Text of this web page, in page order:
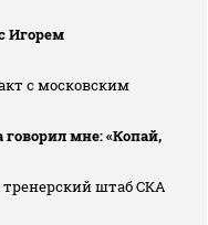
Игорем
с московским
мне: «Копай,
штаб СКА